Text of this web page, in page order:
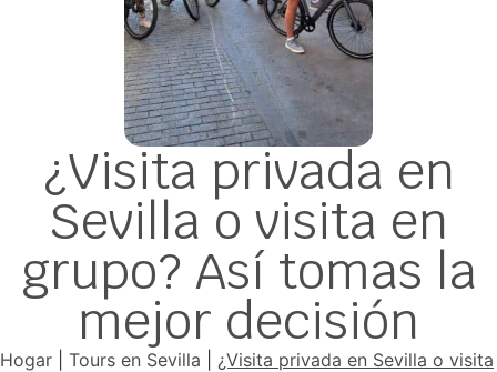
¿Visita privada en
Sevilla o visita en
grupo? Así tomas la
mejor decisión
Hogar Tours en Sevilla
¿Visita privada en Sevilla o visita